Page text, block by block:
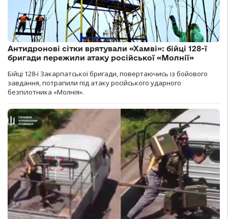
Антидронові сітки врятували «Хамві»: бійці 128-ї
бригади пережили атаку російської «Молнії»
Бійці 128-ї Закарпатської бригади, повертаючись із бойового
завдання, потрапили під атаку російського ударного
безпілотника «Молнія».